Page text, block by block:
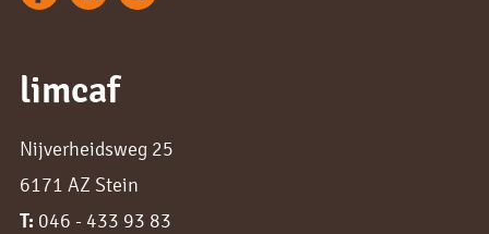
limcaf
Nijverheidsweg 25
6171 AZ Stein
T: 046 - 433 93 83